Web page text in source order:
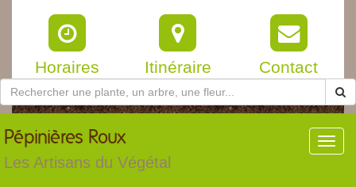
Horaires Itinéraire Contact
Pépinières Roux
Les Artisans du Végétal